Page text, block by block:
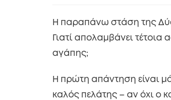
Η παραπάνω στάση της
Γιατί απολαμβάνει τέτοια
αγάπης;
Η πρώτη απάντηση είναι
καλός πελάτης – αν όχι ο